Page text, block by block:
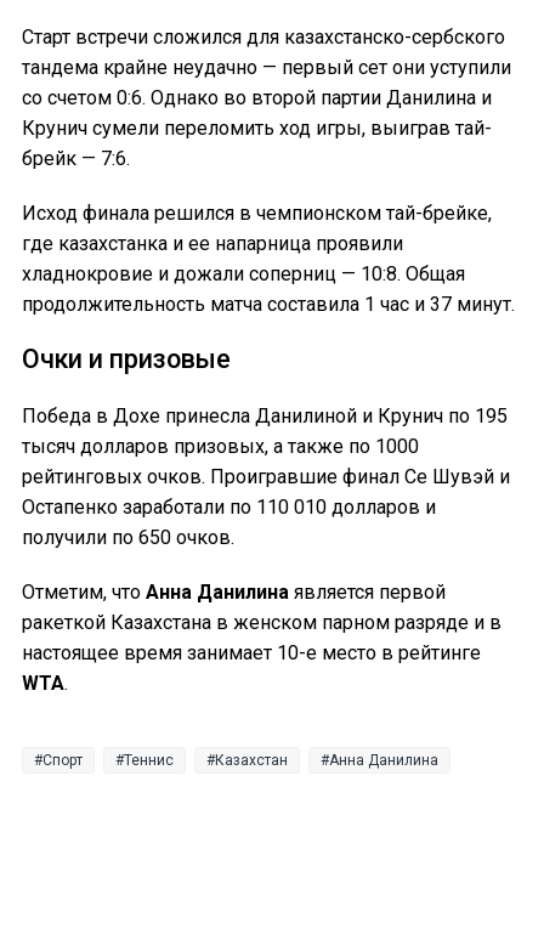
Старт встречи сложился для казахстанско-сербского
тандема крайне неудачно — первый сет они уступили
со счетом 0:6. Однако во второй партии Данилина и
Крунич сумели переломить ход игры, выиграв тай-
брейк — 7:6.
Исход финала решился в чемпионском тай-брейке,
где казахстанка и ее напарница проявили
хладнокровие и дожали соперниц — 10:8. Общая
продолжительность матча составила 1 час и 37 минут.
Очки и призовые
Победа в Дохе принесла Данилиной и Крунич по 195
тысяч долларов призовых, а также по 1000
рейтинговых очков. Проигравшие финал Се Шувэй и
Остапенко заработали по 110 010 долларов и
получили по 650 очков.
Отметим, что Анна Данилина является первой
ракеткой Казахстана в женском парном разряде и в
настоящее время занимает 10-е место в рейтинге
WTA.
Спорт Теннис Казахстан Анна Данилина